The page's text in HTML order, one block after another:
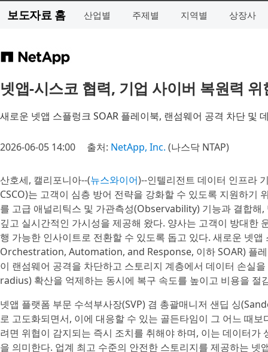
보도자료 홈 산업별 주제별 지역별 상장사
넷앱-시스코 협력, 기업 사이버 복원력
새로운 넷앱 스플렁크 SOAR 플레이북, 랜섬웨어 공격 차단 및
2026-06-05 14:00 출처: NetApp, Inc. (나스닥 NTAP)
산호세, 캘리포니아--(뉴스와이어)--인텔리전트 데이터 인프라
CSCO)는 고객이 심층 방어 전략을 강화할 수 있도록 지원하기
를 고급 애널리틱스 및 가관측성(Observability) 기능과 결합
깊고 실시간적인 가시성을 제공해 왔다. 양사는 고객이 방대한
행 가능한 인사이트로 전환할 수 있도록 돕고 있다. 새로운 넷
Orchestration, Automation, and Response, 이하 SOAR) 플
이 랜섬웨어 공격을 차단하고 스토리지 계층에서 데이터 손실
radius) 확산을 억제하는 동시에 복구 속도를 높이고 비용을 절
넷앱 플랫폼 부문 수석부사장(SVP) 겸 총괄매니저 샌딥 싱
로 고도화되면서, 이에 대응할 수 있는 골든타임이 그 어느 때
려면 위협이 감지되는 즉시 조치를 취해야 하며, 이는 데이터
을 의미한다. 업계 최고 수준의 안전한 스토리지를 제공하는